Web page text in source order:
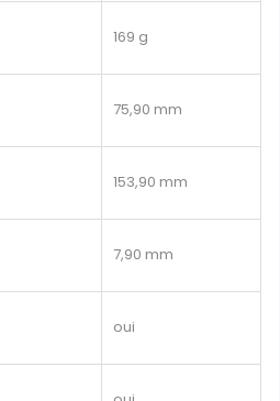
169 g
75,90 mm
153,90 mm
7,90 mm
oui